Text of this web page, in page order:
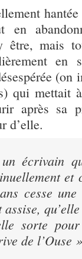
hantée
en
être, mais
en
(on
qui mettait
après sa
d’elle.
écrivain
et
cesse
sorte pour
de l’Ouse »